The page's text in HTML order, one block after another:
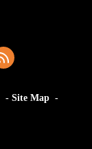
Site Map